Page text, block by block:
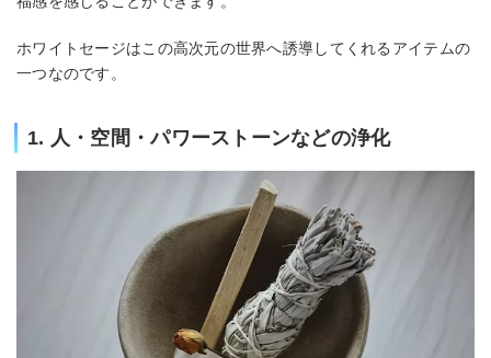
ホワイトセージはこの高次元の世界へ誘導してくれるアイテムの
一つなのです。
1. 人・空間・パワーストーンなどの浄化